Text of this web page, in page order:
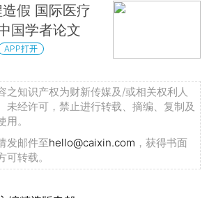
假 国际医疗
国学者论文
APP打开
之知识产权为财新传媒及/或相关权利人
未经许可，禁止进行转载、摘编、复制及
。
发邮件至hello@caixin.com ，获得书面
转载。